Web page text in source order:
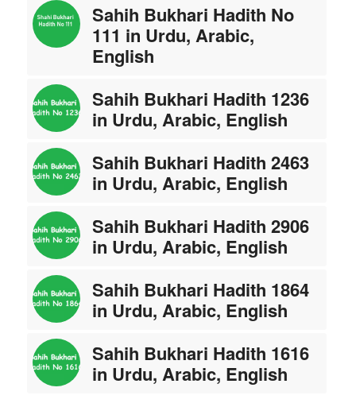
Sahih Bukhari Hadith No
111 in Urdu, Arabic,
English
Sahih Bukhari Hadith 1236
in Urdu, Arabic, English
Sahih Bukhari Hadith 2463
in Urdu, Arabic, English
Sahih Bukhari Hadith 2906
in Urdu, Arabic, English
Sahih Bukhari Hadith 1864
in Urdu, Arabic, English
Sahih Bukhari Hadith 1616
in Urdu, Arabic, English